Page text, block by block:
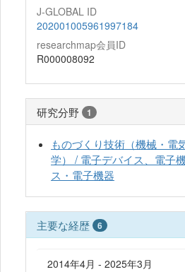
J-GLOBAL ID
202001005961997184
researchmap会員ID
R000008092
研究分野 1
ものづくり技術（機械・電
学） / 電子デバイス、電子
ス・電子機器
主要な経歴 6
2014年4月 - 2025年3月